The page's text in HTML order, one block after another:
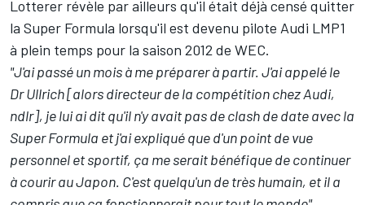
Lotterer révèle par ailleurs qu'il était déjà censé quitter
la Super Formula lorsqu'il est devenu pilote Audi LMP1
à plein temps pour la saison 2012 de WEC.
"J'ai passé un mois à me préparer à partir. J'ai appelé le
Dr Ullrich [alors directeur de la compétition chez Audi,
ndlr], je lui ai dit qu'il n'y avait pas de clash de date avec la
Super Formula et j'ai expliqué que d'un point de vue
personnel et sportif, ça me serait bénéfique de continuer
à courir au Japon. C'est quelqu'un de très humain, et il a